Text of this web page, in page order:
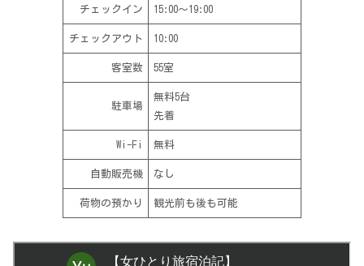
チェックイン 15:00〜19:00
チェックアウト 10:00
客室数 55室
駐車場
無料5台
先着
Wi-Fi 無料
自動販売機 なし
荷物の預かり 観光前も後も可能